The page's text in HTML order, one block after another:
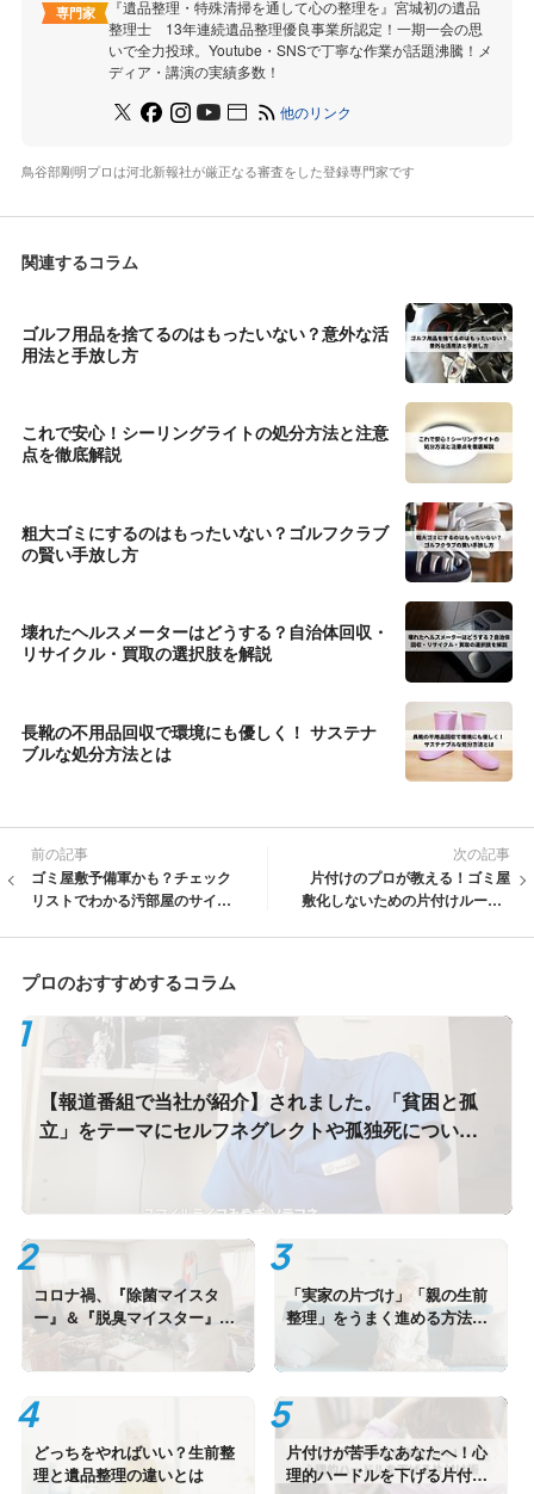
専門家
『遺品整理・特殊清掃を通して心の整理を』宮城初の遺品
整理士 13年連続遺品整理優良事業所認定！一期一会の思
いで全力投球。Youtube・SNSで丁寧な作業が話題沸騰！メ
ディア・講演の実績多数！
他のリンク
鳥谷部剛明プロは河北新報社が厳正なる審査をした登録専門家です
関連するコラム
ゴルフ用品を捨てるのはもったいない？意外な活
用法と手放し方
これで安心！シーリングライトの処分方法と注意
点を徹底解説
粗大ゴミにするのはもったいない？ゴルフクラブ
の賢い手放し方
壊れたヘルスメーターはどうする？自治体回収・
リサイクル・買取の選択肢を解説
長靴の不用品回収で環境にも優しく！ サステナ
ブルな処分方法とは
前の記事
ゴミ屋敷予備軍かも？チェック
リストでわかる汚部屋のサイン
次の記事
片付けのプロが教える！ゴミ屋
敷化しないための片付けルール1
プロのおすすめするコラム
【報道番組で当社が紹介】されました。「貧困と孤
立」をテーマにセルフネグレクトや孤独死について
スマイルライフみやぎの現場取材と代表インタビュ
コロナ禍、『除菌マイスタ
ー』＆『脱臭マイスター』認
「実家の片づけ」「親の生前
整理」をうまく進める方法と
どっちをやればいい？生前整
理と遺品整理の違いとは
片付けが苦手なあなたへ！心
理的ハードルを下げる片付け